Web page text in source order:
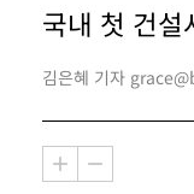
국내 첫 건
김은혜 기자